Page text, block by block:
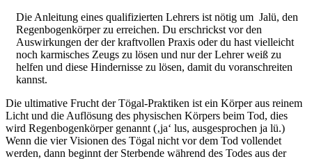
Die Anleitung eines qualifizierten Lehrers ist nötig um Jalü, den
Regenbogenkörper zu erreichen. Du erschrickst vor den
Auswirkungen der der kraftvollen Praxis oder du hast vielleicht
noch karmisches Zeugs zu lösen und nur der Lehrer weiß zu
helfen und diese Hindernisse zu lösen, damit du voranschreiten
kannst.
Die ultimative Frucht der Tögal-Praktiken ist ein Körper aus reinem
Licht und die Auflösung des physischen Körpers beim Tod, dies
wird Regenbogenkörper genannt (‚ja‘ lus, ausgesprochen ja lü.)
Wenn die vier Visionen des Tögal nicht vor dem Tod vollendet
werden, dann beginnt der Sterbende während des Todes aus der